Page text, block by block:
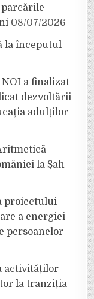
08/07/2026
la începutul
NOI a finalizat
dezvoltării
adulților
la Șah
proiectului
a energiei
persoanelor
activităților
la tranziția